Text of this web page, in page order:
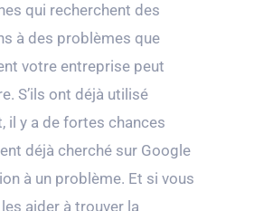
qui recherchent des
à des problèmes que
votre entreprise peut
S’ils ont déjà utilisé
il y a de fortes chances
déjà cherché sur Google
à un problème. Et si vous
aider à trouver la